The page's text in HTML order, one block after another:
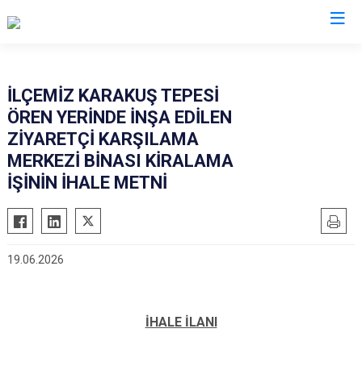
Besni
Çelikhan
Gerger
Kahta
Samsat
İLÇEMİZ KARAKUŞ TEPESİ
ÖREN YERİNDE İNŞA EDİLEN
ZİYARETÇİ KARŞILAMA
MERKEZİ BİNASI KİRALAMA
İŞİNİN İHALE METNİ
19.06.2026
İHALE İLANI